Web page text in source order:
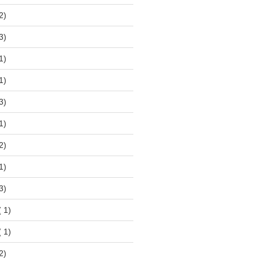
1)
1)